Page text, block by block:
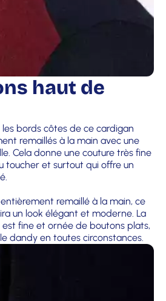
haut de
les bords côtes de ce cardigan
remaillés à la main avec une
Cela donne une couture très fine
toucher et surtout qui offre un
remaillé à la main, ce
un look élégant et moderne. La
fine et ornée de boutons plats,
dandy en toutes circonstances.